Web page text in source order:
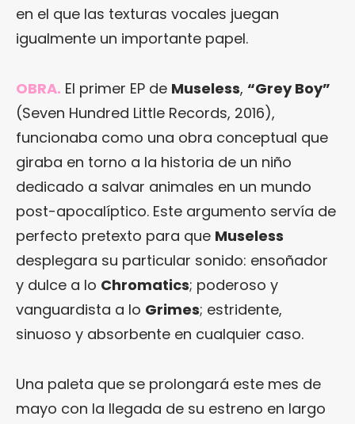
en el que las texturas vocales juegan
igualmente un importante papel.
OBRA. El primer EP de Museless, “Grey Boy”
(Seven Hundred Little Records, 2016),
funcionaba como una obra conceptual que
giraba en torno a la historia de un niño
dedicado a salvar animales en un mundo
post-apocalíptico. Este argumento servía de
perfecto pretexto para que Museless
desplegara su particular sonido: ensoñador
y dulce a lo Chromatics; poderoso y
vanguardista a lo Grimes; estridente,
sinuoso y absorbente en cualquier caso.
Una paleta que se prolongará este mes de
mayo con la llegada de su estreno en largo